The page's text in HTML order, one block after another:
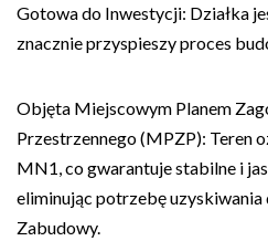
Gotowa do Inwestycji: Działka
znacznie przyspieszy proces
Objęta Miejscowym Planem
Przestrzennego (MPZP): Teren
MN1, co gwarantuje stabilne i
eliminując potrzebę uzyskiwania
Zabudowy.